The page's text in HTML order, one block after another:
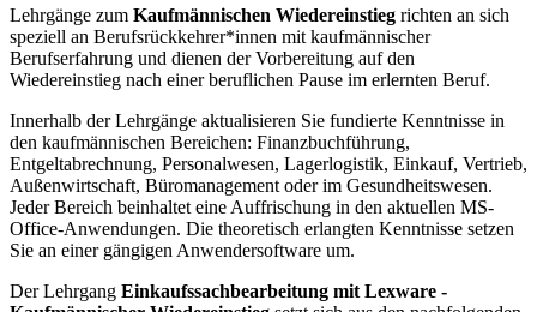
Lehrgänge zum Kaufmännischen Wiedereinstieg richten an sich
speziell an Berufsrückkehrer*innen mit kaufmännischer
Berufserfahrung und dienen der Vorbereitung auf den
Wiedereinstieg nach einer beruflichen Pause im erlernten Beruf.
Innerhalb der Lehrgänge aktualisieren Sie fundierte Kenntnisse in
den kaufmännischen Bereichen: Finanzbuchführung,
Entgeltabrechnung, Personalwesen, Lagerlogistik, Einkauf, Vertrieb,
Außenwirtschaft, Büromanagement oder im Gesundheitswesen.
Jeder Bereich beinhaltet eine Auffrischung in den aktuellen MS-
Office-Anwendungen. Die theoretisch erlangten Kenntnisse setzen
Sie an einer gängigen Anwendersoftware um.
Der Lehrgang Einkaufssachbearbeitung mit Lexware -